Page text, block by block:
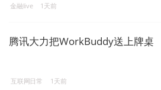
金融live 1天前
腾讯大力把WorkBuddy送上牌桌
互联网日常 1天前